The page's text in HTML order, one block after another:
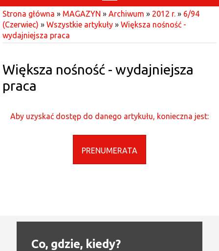
Strona główna » MAGAZYN » Archiwum » 2012 r. » 6/94
(Czerwiec) » Wszystkie artykuły » Większa nośność -
wydajniejsza praca
Większa nośność - wydajniejsza
praca
Aby uzyskać dostęp do danego artykułu, konieczna jest:
PRENUMERATA
Co, gdzie, kiedy?